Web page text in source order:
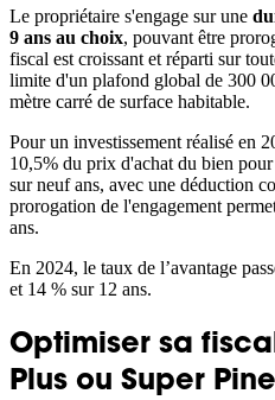
Le propriétaire s'engage sur une
9 ans au choix, pouvant être
fiscal est croissant et réparti sur
limite d'un plafond global de 300
mètre carré de surface habitable.
Pour un investissement réalisé en
10,5% du prix d'achat du bien
sur neuf ans, avec une déduction
prorogation de l'engagement
ans.
En 2024, le taux de l’avantage
et 14 % sur 12 ans.
Optimiser sa
Plus ou Super